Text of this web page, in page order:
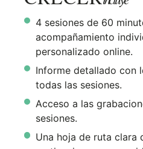
4 sesiones de 60
acompañamiento
personalizado online.
Informe detallado con
todas las sesiones.
Acceso a las
sesiones.
Una hoja de ruta clara